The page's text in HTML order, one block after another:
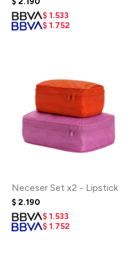
$ 1.533
$ 1.752
Neceser Set x2 - Lipstick
$ 2.190
$ 1.533
$ 1.752